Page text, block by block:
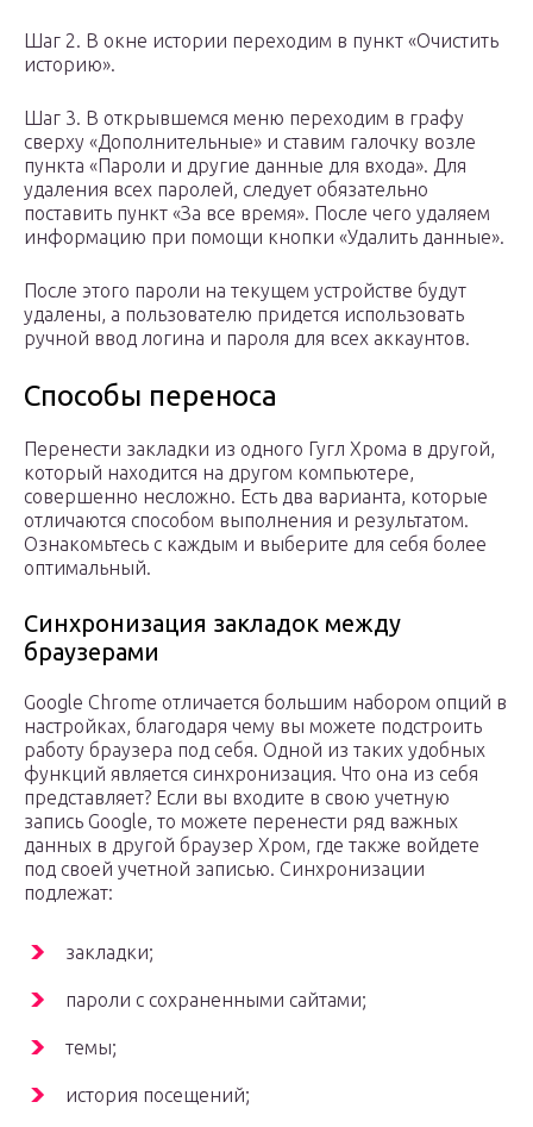
Шаг 2. В окне истории переходим в пункт «Очистить
историю».
Шаг 3. В открывшемся меню переходим в графу
сверху «Дополнительные» и ставим галочку возле
пункта «Пароли и другие данные для входа». Для
удаления всех паролей, следует обязательно
поставить пункт «За все время». После чего удаляем
информацию при помощи кнопки «Удалить данные».
После этого пароли на текущем устройстве будут
удалены, а пользователю придется использовать
ручной ввод логина и пароля для всех аккаунтов.
Способы переноса
Перенести закладки из одного Гугл Хрома в другой,
который находится на другом компьютере,
совершенно несложно. Есть два варианта, которые
отличаются способом выполнения и результатом.
Ознакомьтесь с каждым и выберите для себя более
оптимальный.
Синхронизация закладок между
браузерами
Google Chrome отличается большим набором опций в
настройках, благодаря чему вы можете подстроить
работу браузера под себя. Одной из таких удобных
функций является синхронизация. Что она из себя
представляет? Если вы входите в свою учетную
запись Google, то можете перенести ряд важных
данных в другой браузер Хром, где также войдете
под своей учетной записью. Синхронизации
подлежат:
закладки;
пароли с сохраненными сайтами;
темы;
история посещений;